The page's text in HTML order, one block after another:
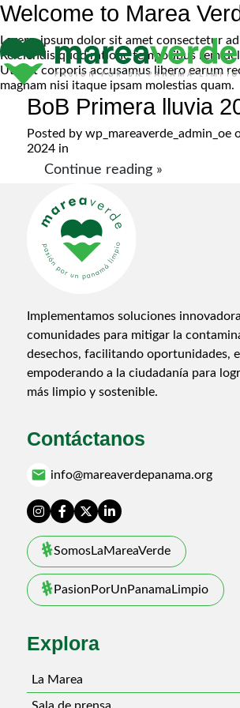
Welcome to Marea
Lorem, ipsum dolor sit amet consectetur
Reiciendis quod ratione temporibus rem
Ut sint corporis accusamus libero earum
magnam nisi itaque ipsam molestias quam.
BoB Primera lluvia
Posted by wp_mareaverde_admin_oe
2024 in
Continue reading »
Implementamos soluciones
comunidades para mitigar la
desechos, facilitando oportunidades,
empoderando a la ciudadanía para
más limpio y sostenible.
Contáctanos
email info@mareaverdepanama.org
SomosLaMareaVerde
PasionPorUnPanamaLimpio
Explora
La Marea